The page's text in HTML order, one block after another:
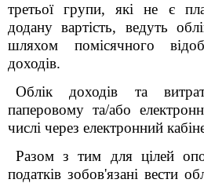
третьої групи, які не є
додану вартість, ведуть
шляхом помісячного
доходів.
Облік доходів та
паперовому та/або
числі через електронний
Разом з тим для цілей
податків зобов'язані вести